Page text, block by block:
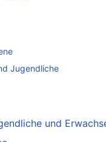
Jugendliche
und